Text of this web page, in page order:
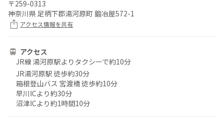
〒259-0313
神奈川県 足柄下郡湯河原町 鍛冶屋572-1
アクセス情報を共有
アクセス
JR線 湯河原駅よりタクシーで約10分
JR湯河原駅 徒歩約30分
箱根登山バス 宮渡橋 徒歩約10分
早川ICより約30分
沼津ICより約1時間10分